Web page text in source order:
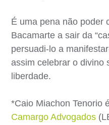
É uma pena não poder
Bacamarte a sair da
persuadi-lo a
assim celebrar o divino
liberdade.
*Caio Miachon Tenorio
Camargo Advogados